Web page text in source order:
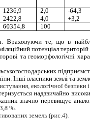
1236,9 2,0
-64,3
2422,8 4,0
+3,2
60354,8 100
те, що в
потенціал
та геоморфологічні
Інші власники землі та
екологічної
надзвичайно
значно перевищує
%.
земель (рис.4).